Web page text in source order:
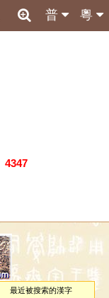
粵
普
4347
最近被搜索的漢字